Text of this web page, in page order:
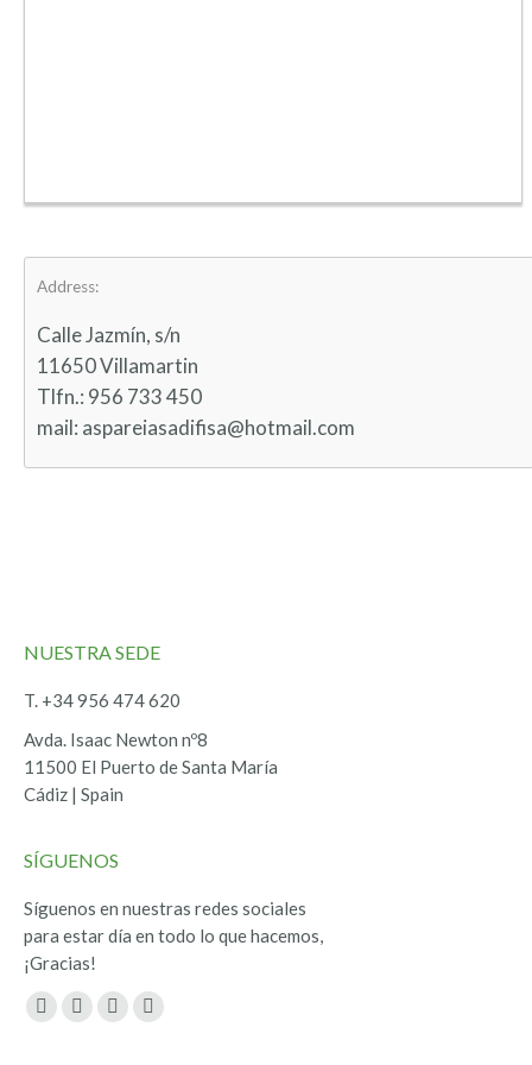
Address:
Calle Jazmín, s/n
11650 Villamartin
Tlfn.: 956 733 450
mail: aspareiasadifisa@hotmail.com
NUESTRA SEDE
T. +34 956 474 620
Avda. Isaac Newton nº8
11500 El Puerto de Santa María
Cádiz | Spain
SÍGUENOS
Síguenos en nuestras redes sociales
para estar día en todo lo que hacemos,
¡Gracias!
Encuéntranos en:
Facebook
TwitterYouTubeInstagram